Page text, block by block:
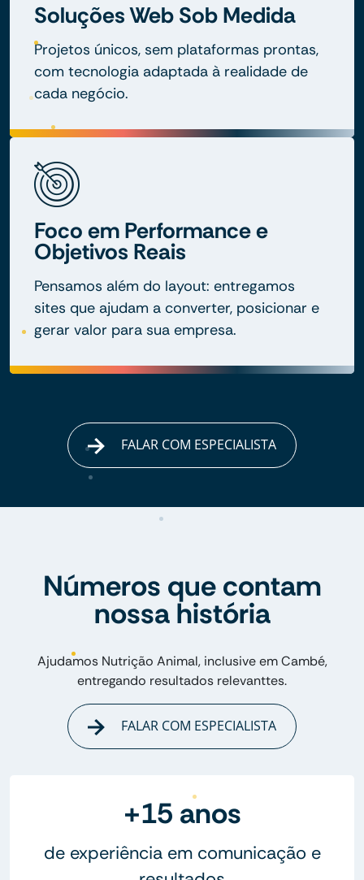
Soluções Web Sob Medida
Projetos únicos, sem plataformas prontas,
com tecnologia adaptada à realidade de
cada negócio.
Foco em Performance e
Objetivos Reais
Pensamos além do layout: entregamos
sites que ajudam a converter, posicionar e
gerar valor para sua empresa.
FALAR COM ESPECIALISTA
Números que contam
nossa história
Ajudamos Nutrição Animal, inclusive em Cambé,
entregando resultados relevanttes.
FALAR COM ESPECIALISTA
+15 anos
de experiência em comunicação e